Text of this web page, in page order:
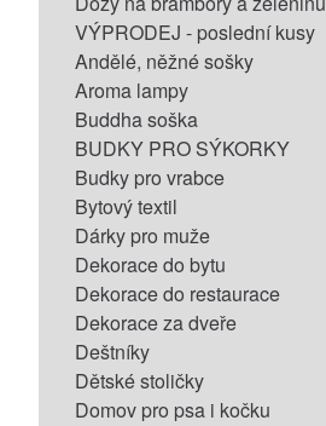
VÝPRODEJ - poslední kusy
Andělé, něžné sošky
Aroma lampy
Buddha soška
BUDKY PRO SÝKORKY
Budky pro vrabce
Bytový textil
Dárky pro muže
Dekorace do bytu
Dekorace do restaurace
Dekorace za dveře
Deštníky
Dětské stoličky
Domov pro psa i kočku